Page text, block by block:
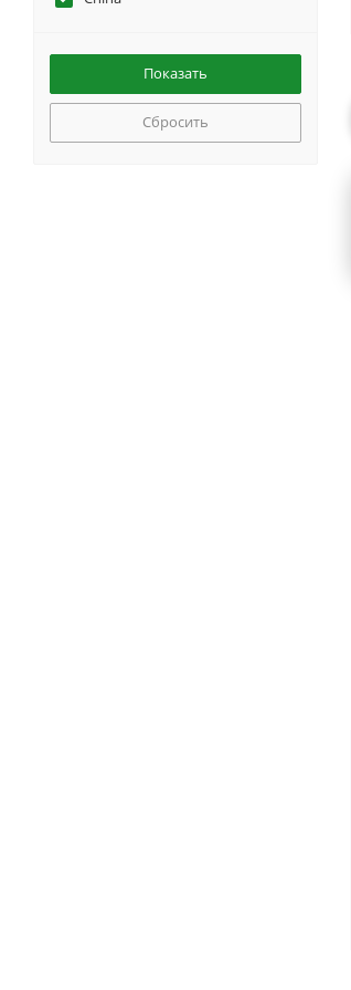
Сбросить